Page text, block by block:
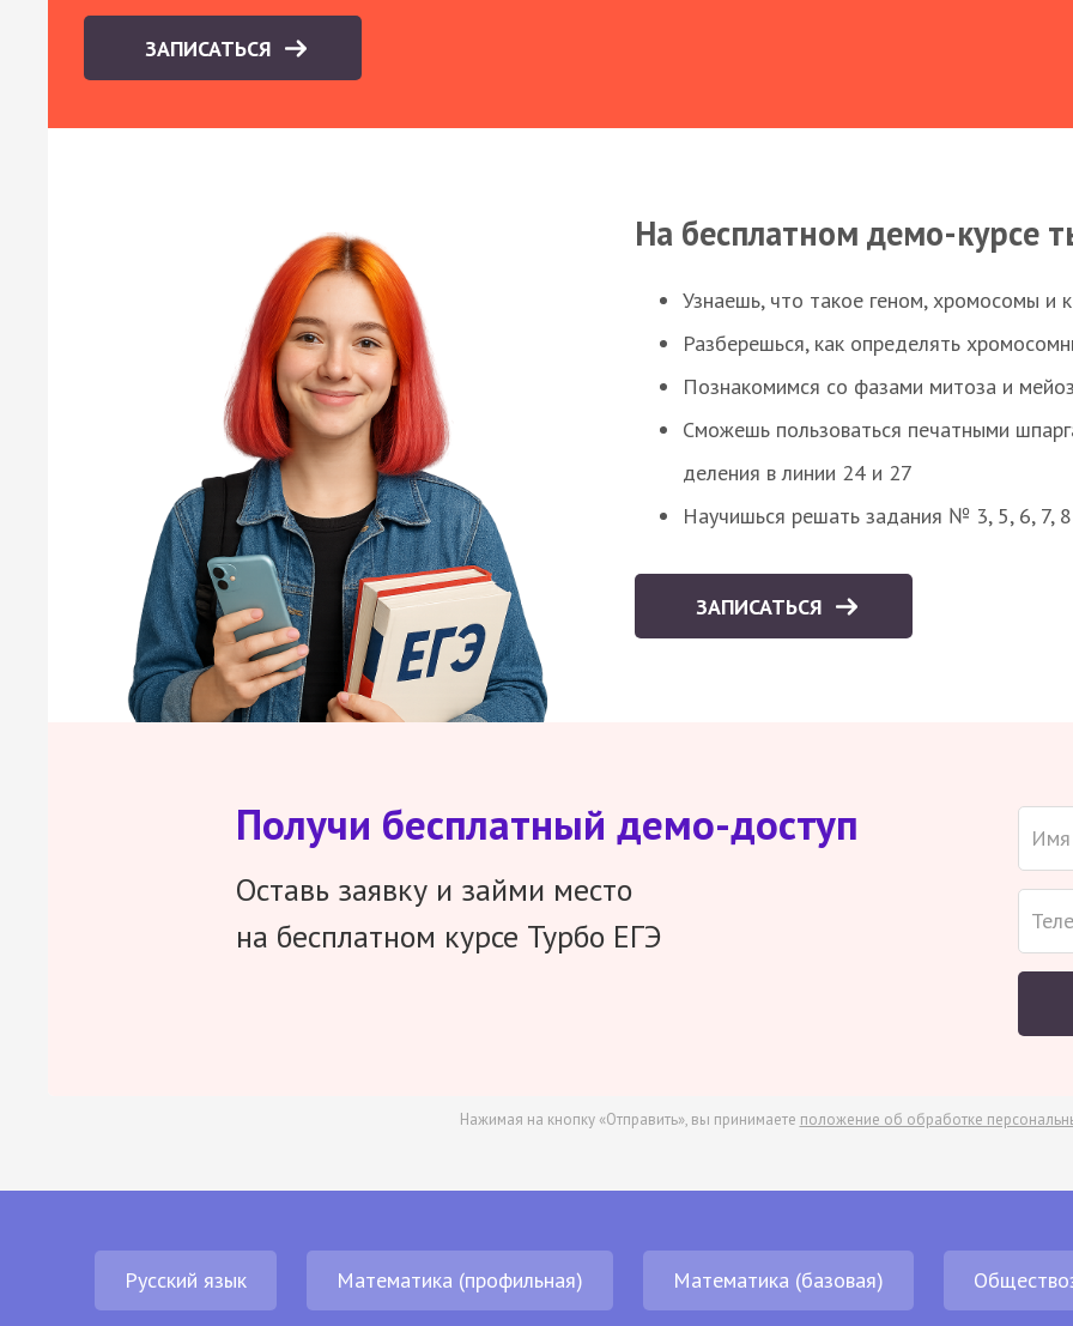
ЗАПИСАТЬСЯ
На бесплатном демо-курсе
Узнаешь, что такое геном, хромосомы и
Разберешься, как определять
Познакомимся со фазами митоза и
Сможешь пользоваться печатными
деления в линии 24 и 27
Научишься решать задания № 3, 5, 6, 7,
ЗАПИСАТЬСЯ
Получи бесплатный демо-доступ
Оставь заявку и займи место
на бесплатном курсе Турбо ЕГЭ
Нажимая на кнопку «Отправить», вы принимаете положение об обработке
Русский язык Математика (профильная) Математика (базовая)